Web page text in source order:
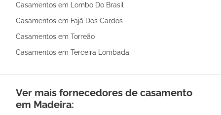
Casamentos em Lombo Do Brasil
Casamentos em Fajã Dos Cardos
Casamentos em Torreão
Casamentos em Terceira Lombada
Ver mais fornecedores de casamento
em Madeira: